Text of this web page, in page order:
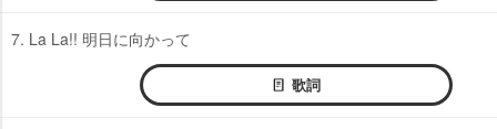
7. La La!! 明日に向かって
歌詞